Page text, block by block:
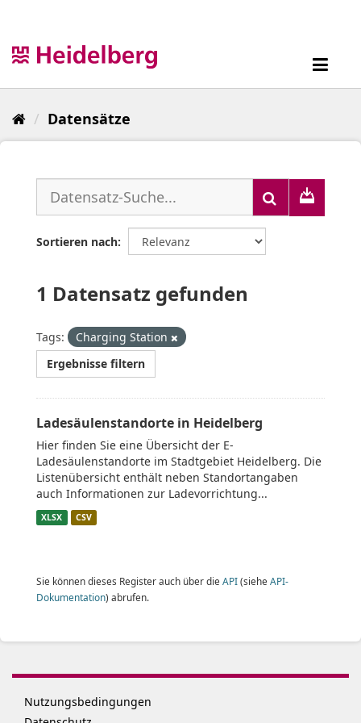
Datensätze
Sortieren nach
1 Datensatz gefunden
Tags:
Charging Station
Ergebnisse filtern
Ladesäulenstandorte in Heidelberg
Hier finden Sie eine Übersicht der E-
Ladesäulenstandorte im Stadtgebiet Heidelberg. Die
Listenübersicht enthält neben Standortangaben
auch Informationen zur Ladevorrichtung...
XLSX CSV
Sie können dieses Register auch über die API(siehe API-
Dokumentation) abrufen.
Nutzungsbedingungen